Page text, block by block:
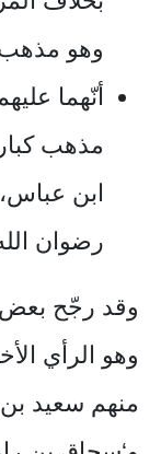
وهو مذهب
أنّهما
مذهب
ابن
رضوان
وقد رجّح بعض
وهو الرأي
منهم سعيد